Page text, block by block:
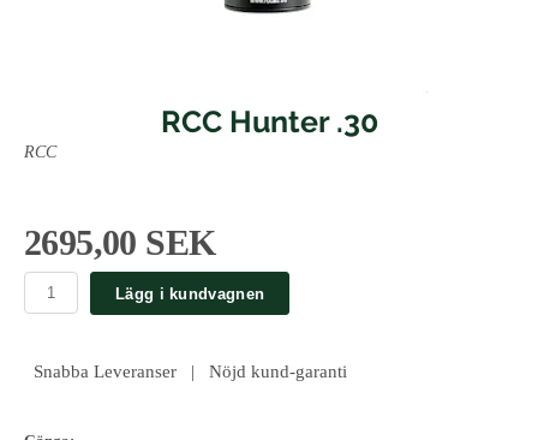
RCC Hunter .30
RCC
2695,00 SEK
Lägg i kundvagnen
Snabba Leveranser | Nöjd kund-garanti